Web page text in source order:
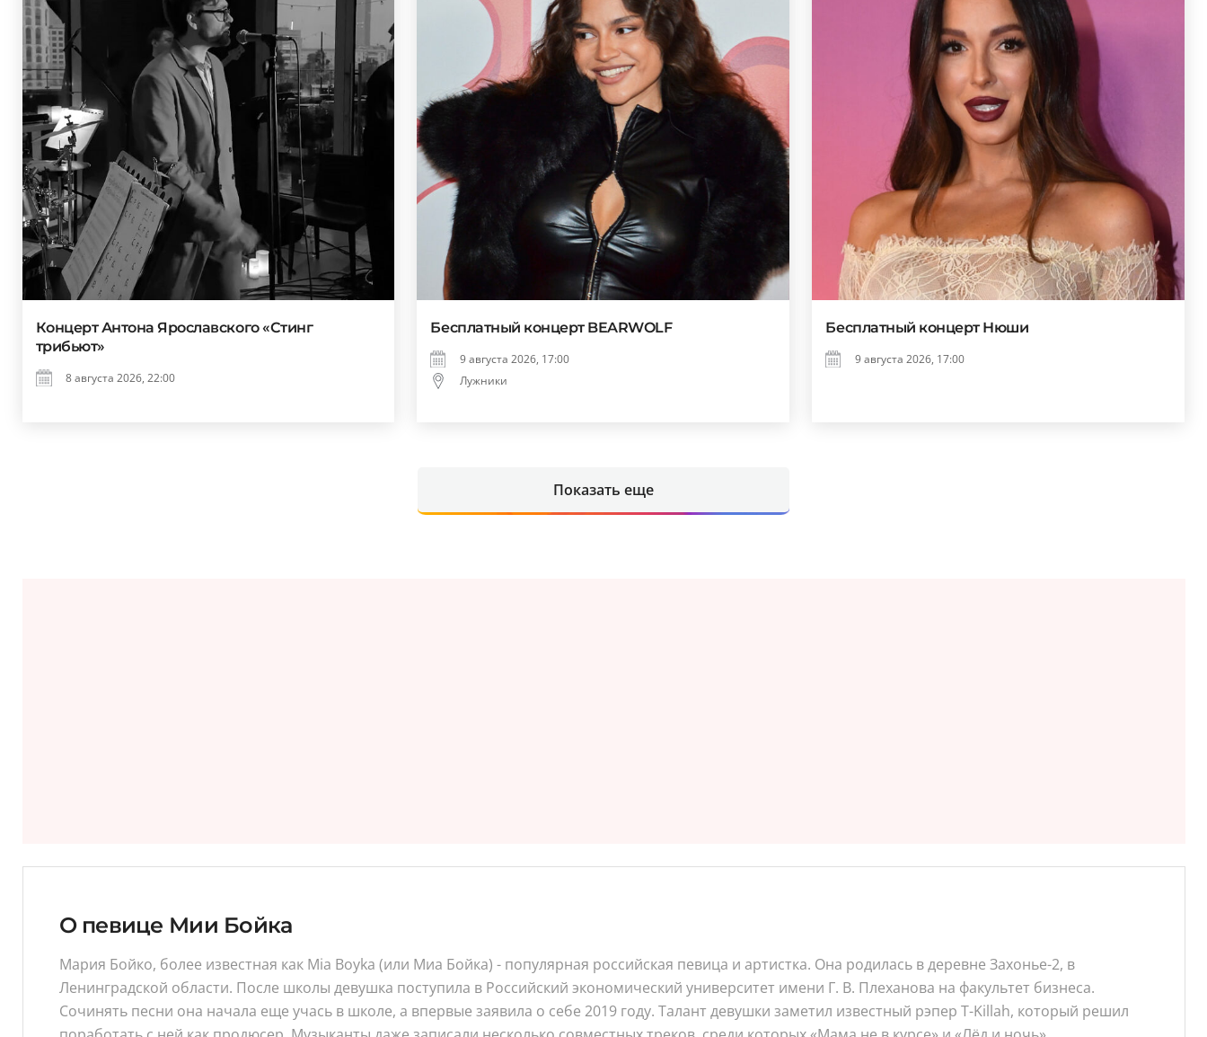
Концерт Антона Ярославского «Стинг
трибьют»
8 августа 2026, 22:00
Бесплатный концерт BEARWOLF
9 августа 2026, 17:00
Лужники
Бесплатный концерт Нюши
9 августа 2026, 17:00
Показать еще
О певице Мии Бойка
Мария Бойко, более известная как Mia Boyka (или Миа Бойка) - популярная российская певица и артистка. Она родилась в деревне Захонье-2, в
Ленинградской области. После школы девушка поступила в Российский экономический университет имени Г. В. Плеханова на факультет бизнеса.
Сочинять песни она начала еще учась в школе, а впервые заявила о себе 2019 году. Талант девушки заметил известный рэпер T-Killah, который решил